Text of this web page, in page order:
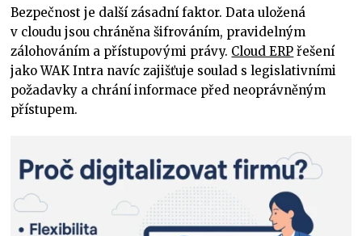
Bezpečnost je další zásadní faktor. Data uložená
v cloudu jsou chráněna šifrováním, pravidelným
zálohováním a přístupovými právy. Cloud ERP řešení
jako WAK Intra navíc zajišťuje soulad s legislativními
požadavky a chrání informace před neoprávněným
přístupem.